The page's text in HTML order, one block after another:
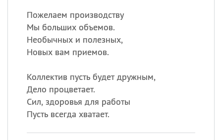
Пожелаем производству
Мы больших объемов.
Необычных и полезных,
Новых вам приемов.
Коллектив пусть будет дружным,
Дело процветает.
Сил, здоровья для работы
Пусть всегда хватает.